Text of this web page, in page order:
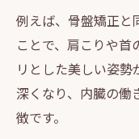
例えば、骨盤矯正と
ことで、肩こりや
リとした美しい姿勢
深くなり、内臓の働
徴です。